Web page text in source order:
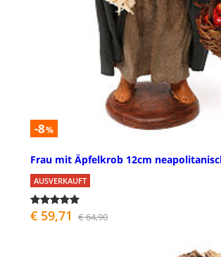
-8%
Frau mit Äpfelkrob 12cm
AUSVERKAUFT
€ 59,71 € 64,90